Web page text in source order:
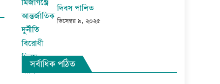
দিবস পালিত
ডিসেম্বর ৯, ২০২৫
সর্বাধিক পঠিত